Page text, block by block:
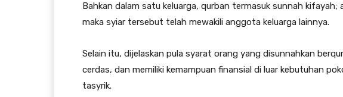
Bahkan dalam satu keluarga, qurban termasuk sunnah
maka syiar tersebut telah mewakili anggota keluarga lainnya.
Selain itu, dijelaskan pula syarat orang yang disunnahkan
cerdas, dan memiliki kemampuan finansial di luar kebutuhan
tasyrik.